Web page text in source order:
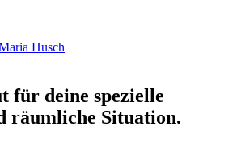
für deine spezielle
räumliche Situation.